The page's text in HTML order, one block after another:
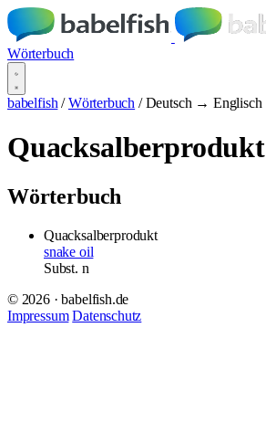
Wörterbuch
babelfish / Wörterbuch / Deutsch → Englisch
Quacksalberprodukt
Wörterbuch
Quacksalberprodukt
snake oil
Subst. n
© 2026 · babelfish.de
Impressum Datenschutz